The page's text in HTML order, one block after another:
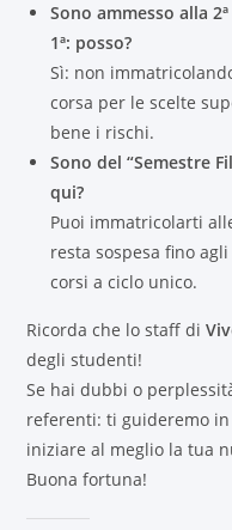
Sono ammesso alla
1ª: posso?
Sì: non
corsa per le scelte
bene i rischi.
Sono del “Semestre
qui?
Puoi immatricolarti
resta sospesa fino
corsi a ciclo unico.
Ricorda che lo staff di
degli studenti!
Se hai dubbi o
referenti: ti guideremo
iniziare al meglio la tua
Buona fortuna!